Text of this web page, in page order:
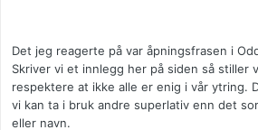
Det jeg reagerte på var åpningsfrasen i
Skriver vi et innlegg her på siden så stiller
respektere at ikke alle er enig i vår ytring.
vi kan ta i bruk andre superlativ enn det
eller navn.